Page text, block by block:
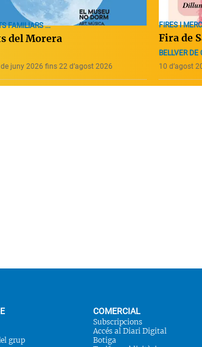
FAMILIARS ...
del Morera
juny 2026 fins 22 d’agost 2026
FIRES I
Fira de
BELLVER DE
10 d’agost
grup
COMERCIAL
Subscripcions
Accés al Diari Digital
Botiga